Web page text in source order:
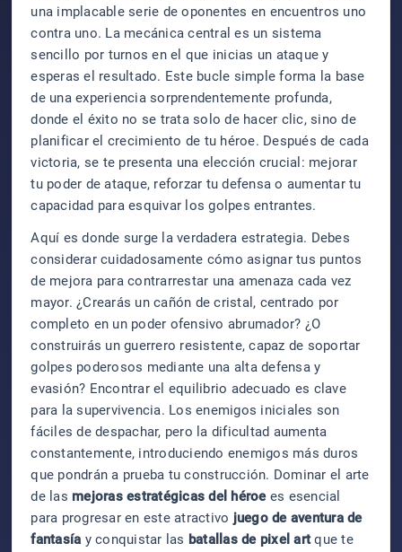
una implacable serie de oponentes en encuentros uno
contra uno. La mecánica central es un sistema
sencillo por turnos en el que inicias un ataque y
esperas el resultado. Este bucle simple forma la base
de una experiencia sorprendentemente profunda,
donde el éxito no se trata solo de hacer clic, sino de
planificar el crecimiento de tu héroe. Después de cada
victoria, se te presenta una elección crucial: mejorar
tu poder de ataque, reforzar tu defensa o aumentar tu
capacidad para esquivar los golpes entrantes.
Aquí es donde surge la verdadera estrategia. Debes
considerar cuidadosamente cómo asignar tus puntos
de mejora para contrarrestar una amenaza cada vez
mayor. ¿Crearás un cañón de cristal, centrado por
completo en un poder ofensivo abrumador? ¿O
construirás un guerrero resistente, capaz de soportar
golpes poderosos mediante una alta defensa y
evasión? Encontrar el equilibrio adecuado es clave
para la supervivencia. Los enemigos iniciales son
fáciles de despachar, pero la dificultad aumenta
constantemente, introduciendo enemigos más duros
que pondrán a prueba tu construcción. Dominar el arte
de las mejoras estratégicas del héroees esencial
para progresar en este atractivo juego de aventura de
fantasía y conquistar las batallas de pixel artque te